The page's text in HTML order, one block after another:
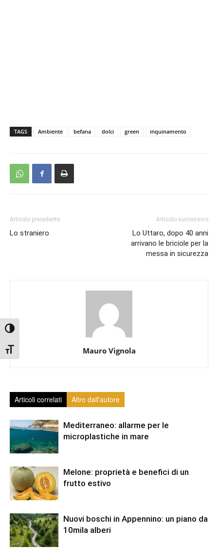
Attiva/disattiva alto contrasto
Attiva/disattiva dimensione testo
TAGS Ambiente befana dolci green inquinamento
Articolo precedente
Lo straniero
Articolo successivo
Lo Uttaro, dopo 40 anni
arrivano le briciole per la
messa in sicurezza
Mauro Vignola
Articoli correlati Altro dall'autore
Mediterraneo: allarme per le
microplastiche in mare
Melone: proprietà e benefici di un
frutto estivo
Nuovi boschi in Appennino: un piano da
10mila alberi